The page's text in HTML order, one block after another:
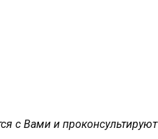
с Вами и проконсультируют